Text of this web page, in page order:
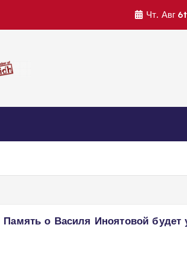
Чт. Авг
о Василя Иноятовой будет